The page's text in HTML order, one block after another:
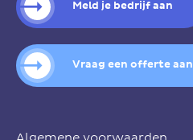
Meld je bedrijf aan
Vraag een offerte aan